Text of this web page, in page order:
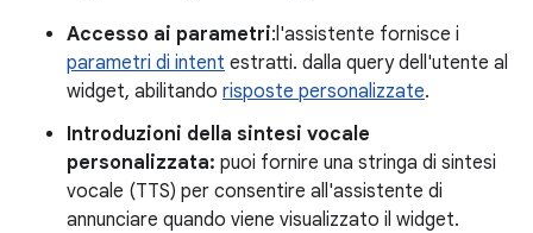
Accesso ai parametri:l'assistente fornisce i
parametri di intent estratti. dalla query dell'utente al
widget, abilitando risposte personalizzate.
Introduzioni della sintesi vocale
personalizzata: puoi fornire una stringa di sintesi
vocale (TTS) per consentire all'assistente di
annunciare quando viene visualizzato il widget.